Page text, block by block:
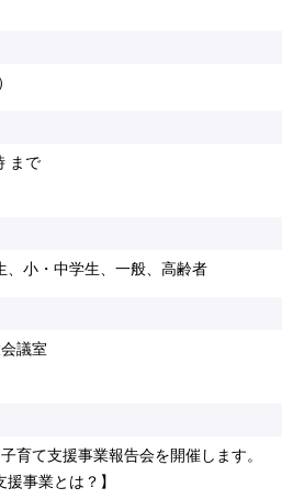
まで
、小・中学生、一般、高齢者
議室
育て支援事業報告会を開催します。
援事業とは？】